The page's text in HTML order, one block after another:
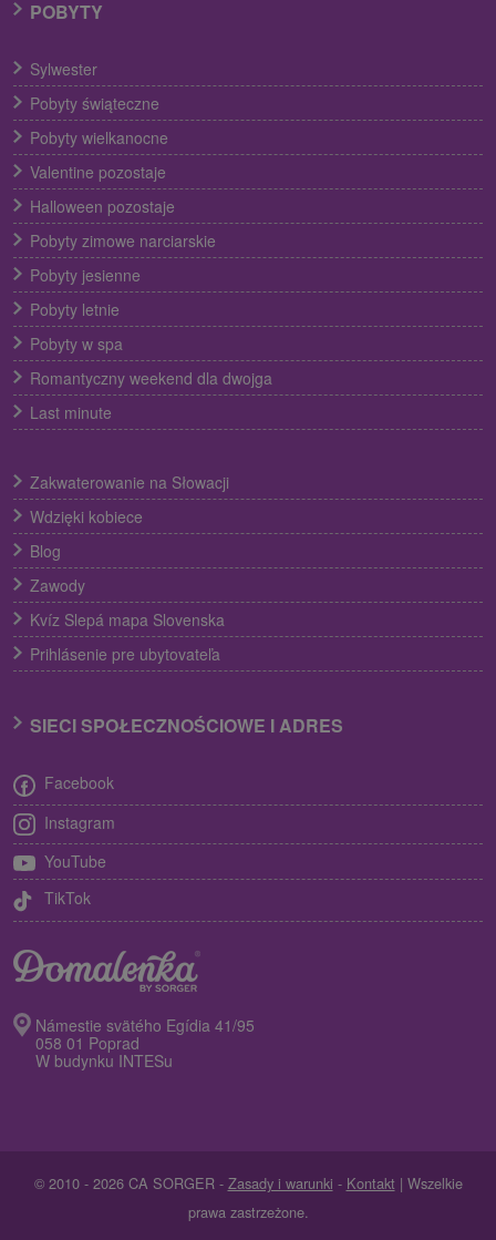
POBYTY
Sylwester
Pobyty świąteczne
Pobyty wielkanocne
Valentine pozostaje
Halloween pozostaje
Pobyty zimowe narciarskie
Pobyty jesienne
Pobyty letnie
Pobyty w spa
Romantyczny weekend dla dwojga
Last minute
Zakwaterowanie na Słowacji
Wdzięki kobiece
Blog
Zawody
Kvíz Slepá mapa Slovenska
Prihlásenie pre ubytovateľa
SIECI SPOŁECZNOŚCIOWE I ADRES
Facebook
Instagram
YouTube
TikTok
Námestie svätého Egídia 41/95
058 01 Poprad
W budynku INTESu
© 2010 - 2026 CA SORGER - Zasady i warunki - Kontakt | Wszelkie
prawa zastrzeżone.